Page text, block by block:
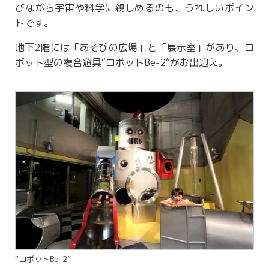
びながら宇宙や科学に親しめるのも、うれしいポイン
トです。
地下2階には「あそびの広場」と「展示室」があり、ロ
ボット型の複合遊具“ロボットBe-2”がお出迎え。
“ロボットBe-2”